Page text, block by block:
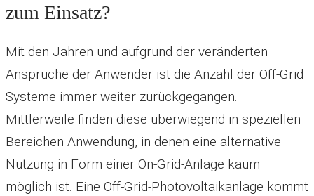
zum Einsatz?
Mit den Jahren und aufgrund der veränderten
Ansprüche der Anwender ist die Anzahl der Off-Grid
Systeme immer weiter zurückgegangen.
Mittlerweile finden diese überwiegend in speziellen
Bereichen Anwendung, in denen eine alternative
Nutzung in Form einer On-Grid-Anlage kaum
möglich ist. Eine Off-Grid-Photovoltaikanlage kommt